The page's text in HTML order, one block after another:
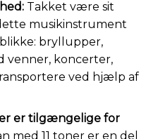
Takket være sit
musikinstrument
bryllupper,
venner, koncerter,
ved hjælp af
er tilgængelige for
med 11 toner er en del